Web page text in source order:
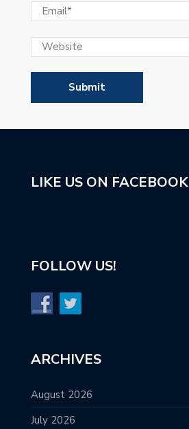
LIKE US ON FACEBOOK
FOLLOW US!
ARCHIVES
August 2026
July 2026